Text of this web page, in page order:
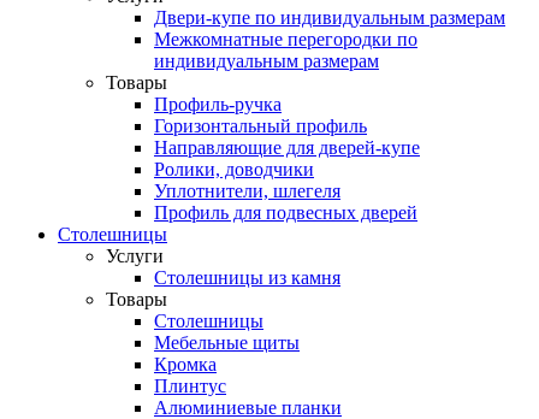
Двери-купе по индивидуальным размерам
Межкомнатные перегородки по
индивидуальным размерам
Товары
Профиль-ручка
Горизонтальный профиль
Направляющие для дверей-купе
Ролики, доводчики
Уплотнители, шлегеля
Профиль для подвесных дверей
Столешницы
Услуги
Столешницы из камня
Товары
Столешницы
Мебельные щиты
Кромка
Плинтус
Алюминиевые планки